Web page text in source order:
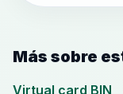
Más sobre
Virtual card BIN